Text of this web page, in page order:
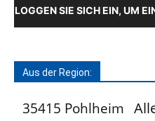
LOGGEN SIE SICH EIN, UM
Aus der Region:
35415 Pohlheim